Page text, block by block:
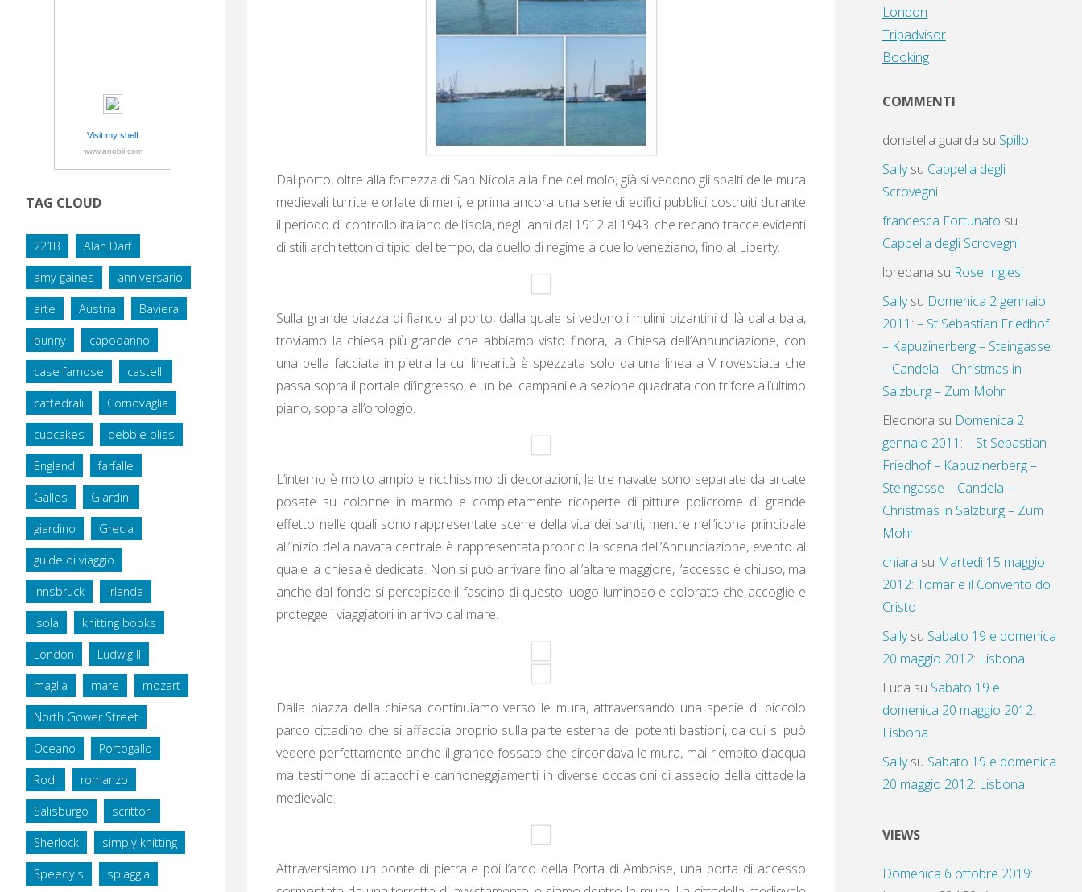
Dal porto, oltre alla fortezza di San Nicola alla fine del molo, già si vedono gli spalti delle mura
medievali turrite e orlate di merli, e prima ancora una serie di edifici pubblici costruiti durante
il periodo di controllo italiano dell’isola, negli anni dal 1912 al 1943, che recano tracce evidenti
di stili architettonici tipici del tempo, da quello di regime a quello veneziano, fino al Liberty.
Sulla grande piazza di fianco al porto, dalla quale si vedono i mulini bizantini di là dalla baia,
troviamo la chiesa più grande che abbiamo visto finora, la Chiesa dell’Annunciazione, con
una bella facciata in pietra la cui linearità è spezzata solo da una linea a V rovesciata che
passa sopra il portale di’ingresso, e un bel campanile a sezione quadrata con trifore all’ultimo
piano, sopra all’orologio.
L’interno è molto ampio e ricchissimo di decorazioni, le tre navate sono separate da arcate
posate su colonne in marmo e completamente ricoperte di pitture policrome di grande
effetto nelle quali sono rappresentate scene della vita dei santi, mentre nell’icona principale
all’inizio della navata centrale è rappresentata proprio la scena dell’Annunciazione, evento al
quale la chiesa è dedicata. Non si può arrivare fino all’altare maggiore, l’accesso è chiuso, ma
anche dal fondo si percepisce il fascino di questo luogo luminoso e colorato che accoglie e
protegge i viaggiatori in arrivo dal mare.
Dalla piazza della chiesa continuiamo verso le mura, attraversando una specie di piccolo
parco cittadino che si affaccia proprio sulla parte esterna dei potenti bastioni, da cui si può
vedere perfettamente anche il grande fossato che circondava le mura, mai riempito d’acqua
ma testimone di attacchi e cannoneggiamenti in diverse occasioni di assedio della cittadella
medievale.
Attraversiamo un ponte di pietra e poi l’arco della Porta di Amboise, una porta di accesso
Visit my shelf
www.anobii.com
TAG CLOUD
221B Alan Dart
amy gaines anniversario
arte Austria Baviera
bunny capodanno
case famose castelli
cattedrali Cornovaglia
cupcakes debbie bliss
England farfalle
Galles Giardini
giardino Grecia
guide di viaggio
Innsbruck Irlanda
isola knitting books
London Ludwig II
maglia mare mozart
North Gower Street
Oceano Portogallo
Rodi romanzo
Salisburgo scrittori
Sherlock simply knitting
Speedy's spiaggia
London
Tripadvisor
Booking
COMMENTI
donatella guarda su Spillo
Sallysu Cappella degli
Scrovegni
francesca Fortunato su
Cappella degli Scrovegni
loredana su Rose Inglesi
Sallysu Domenica 2 gennaio
2011: – St Sebastian Friedhof
– Kapuzinerberg – Steingasse
– Candela – Christmas in
Salzburg – Zum Mohr
Eleonora su Domenica 2
gennaio 2011: – St Sebastian
Friedhof – Kapuzinerberg –
Steingasse – Candela –
Christmas in Salzburg – Zum
Mohr
chiara su Martedì 15 maggio
2012: Tomar e il Convento do
Cristo
Sallysu Sabato 19 e domenica
20 maggio 2012: Lisbona
Luca su Sabato 19 e
domenica 20 maggio 2012:
Lisbona
Sallysu Sabato 19 e domenica
20 maggio 2012: Lisbona
VIEWS
Domenica 6 ottobre 2019: